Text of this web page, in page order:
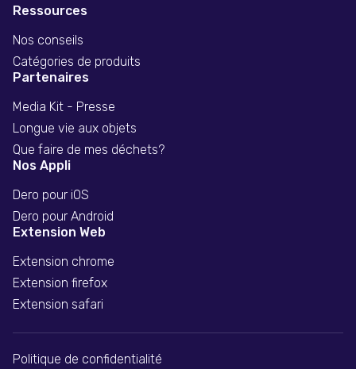
Ressources
Nos conseils
Catégories de produits
Partenaires
Media Kit - Presse
Longue vie aux objets
Que faire de mes déchets?
Nos Appli
Dero pour iOS
Dero pour Android
Extension Web
Extension chrome
Extension firefox
Extension safari
Politique de confidentialité